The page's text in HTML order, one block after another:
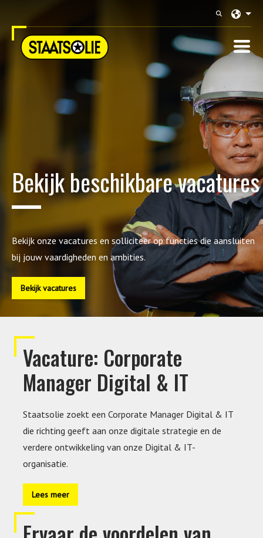
Bekijk beschikbare vacatures
Bekijk onze vacatures en solliciteer op functies die aansluiten
bij jouw vaardigheden en ambities.
Bekijk vacatures
Vacature: Corporate
Manager Digital & IT
Staatsolie zoekt een Corporate Manager Digital & IT
die richting geeft aan onze digitale strategie en de
verdere ontwikkeling van onze Digital & IT-
organisatie.
Lees meer